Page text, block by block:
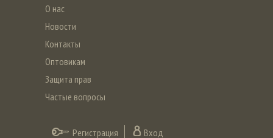
О нас
Новости
Контакты
Оптовикам
Защита прав
Частые вопросы
Регистрация Вход